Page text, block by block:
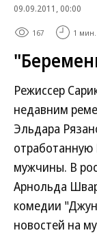
09.09.2011, 00:00
167 1 мин.
Режиссер
недавним
Эльдара
мужчины. В
Арнольда
комедии
новостей на